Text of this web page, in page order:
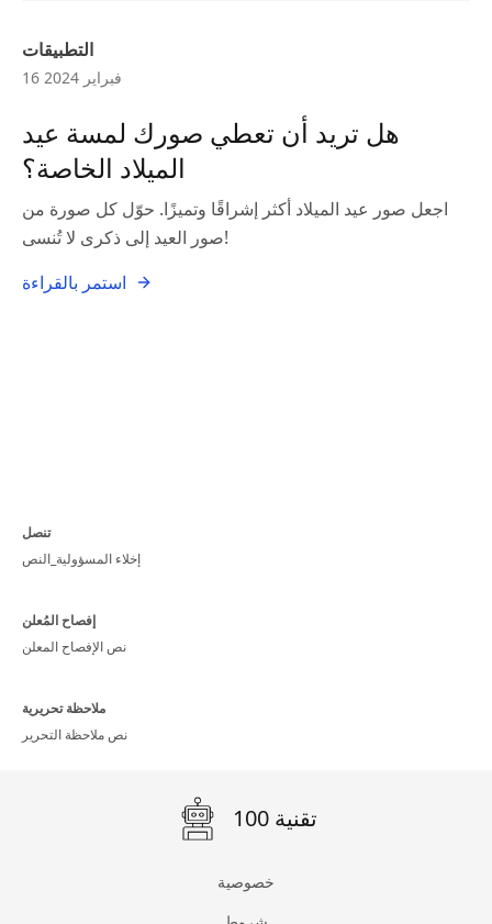
التطبيقات
16 فبراير 2024
هل تريد أن تعطي صورك لمسة عيد
الميلاد الخاصة؟
اجعل صور عيد الميلاد أكثر إشراقًا وتميزًا. حوّل كل صورة من
صور العيد إلى ذكرى لا تُنسى!
استمر بالقراءة
تنصل
إخلاء المسؤولية_النص
إفصاح المُعلن
نص الإفصاح المعلن
ملاحظة تحريرية
نص ملاحظة التحرير
100 تقنية
خصوصية